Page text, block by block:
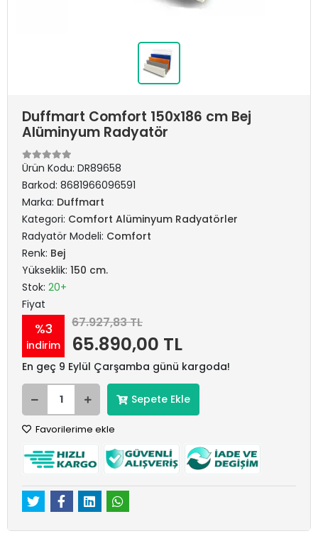
Duffmart Comfort 150x186 cm Bej
Alüminyum Radyatör
Ürün Kodu: DR89658
Barkod: 8681966096591
Marka: Duffmart
Kategori: Comfort Alüminyum Radyatörler
Radyatör Modeli: Comfort
Renk: Bej
Yükseklik: 150 cm.
Stok: 20+
Fiyat
%3
indirim
67.927,83 TL
65.890,00 TL
En geç 9 Eylül Çarşamba günü kargoda!
Sepete Ekle
Favorilerime ekle